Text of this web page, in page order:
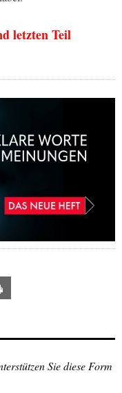
letzten Teil
Sie diese Form